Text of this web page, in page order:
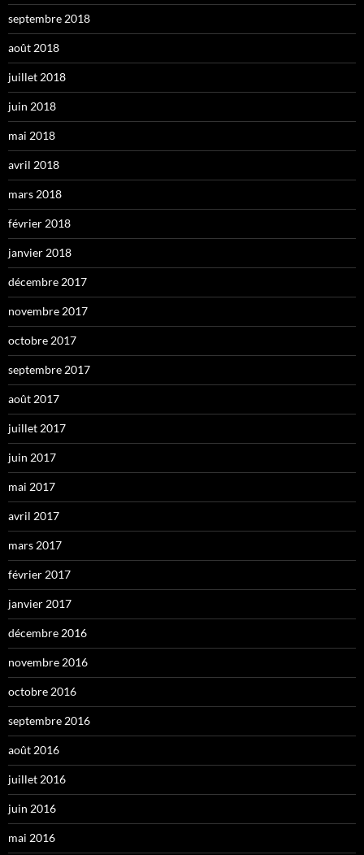
septembre 2018
août 2018
juillet 2018
juin 2018
mai 2018
avril 2018
mars 2018
février 2018
janvier 2018
décembre 2017
novembre 2017
octobre 2017
septembre 2017
août 2017
juillet 2017
juin 2017
mai 2017
avril 2017
mars 2017
février 2017
janvier 2017
décembre 2016
novembre 2016
octobre 2016
septembre 2016
août 2016
juillet 2016
juin 2016
mai 2016